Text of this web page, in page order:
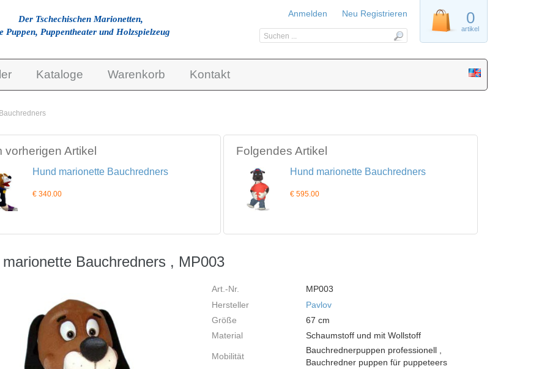
Kataloge Warenkorb Kontakt
vorherigen Artikel
Hund marionette Bauchredners
€ 340.00
Folgendes Artikel
Hund marionette Bauchredners
€ 595.00
marionette Bauchredners , MP003
Art.-Nr.
MP003
Hersteller
Pavlov
Größe
67 cm
Material
Schaumstoff und mit Wollstoff
Mobilität
Bauchrednerpuppen professionell ,
Bauchredner puppen für puppeteers
Der Tschechischen Marionetten,
Puppen, Puppentheater und Holzspielzeug
0
artikel
Anmelden Neu Registrieren